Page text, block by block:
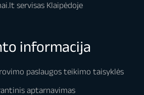
servisas Klaipėdoje
informacija
paslaugos teikimo taisyklės
aptarnavimas